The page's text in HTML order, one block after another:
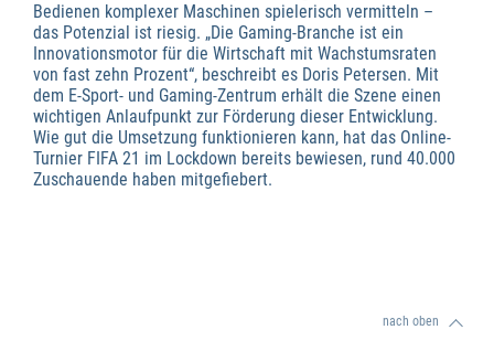
Bedienen komplexer Maschinen spielerisch vermitteln –
das Potenzial ist riesig. „Die Gaming-Branche ist ein
Innovationsmotor für die Wirtschaft mit Wachstumsraten
von fast zehn Prozent“, beschreibt es Doris Petersen. Mit
dem E-Sport- und Gaming-Zentrum erhält die Szene einen
wichtigen Anlaufpunkt zur Förderung dieser Entwicklung.
Wie gut die Umsetzung funktionieren kann, hat das Online-
Turnier FIFA 21 im Lockdown bereits bewiesen, rund 40.000
Zuschauende haben mitgefiebert.
nach oben